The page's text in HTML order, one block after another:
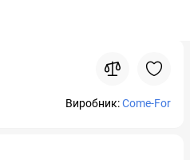
Виробник:Come-For